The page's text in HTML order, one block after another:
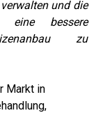
und die
eine bessere
zu
Markt in